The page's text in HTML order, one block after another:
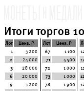
Итоги торгов
Лот
Цена, ₽
1
3 200
2
24 000
3
28 000
6
20 000
9
1 200
Лот
Цена, ₽
67
1 100
71
5 500
72
1 000
73
1 000
78
1 900